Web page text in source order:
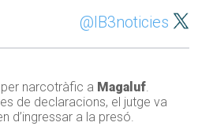
@IB3noticies
narcotràfic a Magaluf.
de declaracions, el jutge va
d’ingressar a la presó.